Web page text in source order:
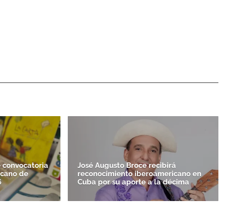
convocatoria
de
José Augusto Broce recibirá
reconocimiento iberoamericano en
Cuba por su aporte a la décima